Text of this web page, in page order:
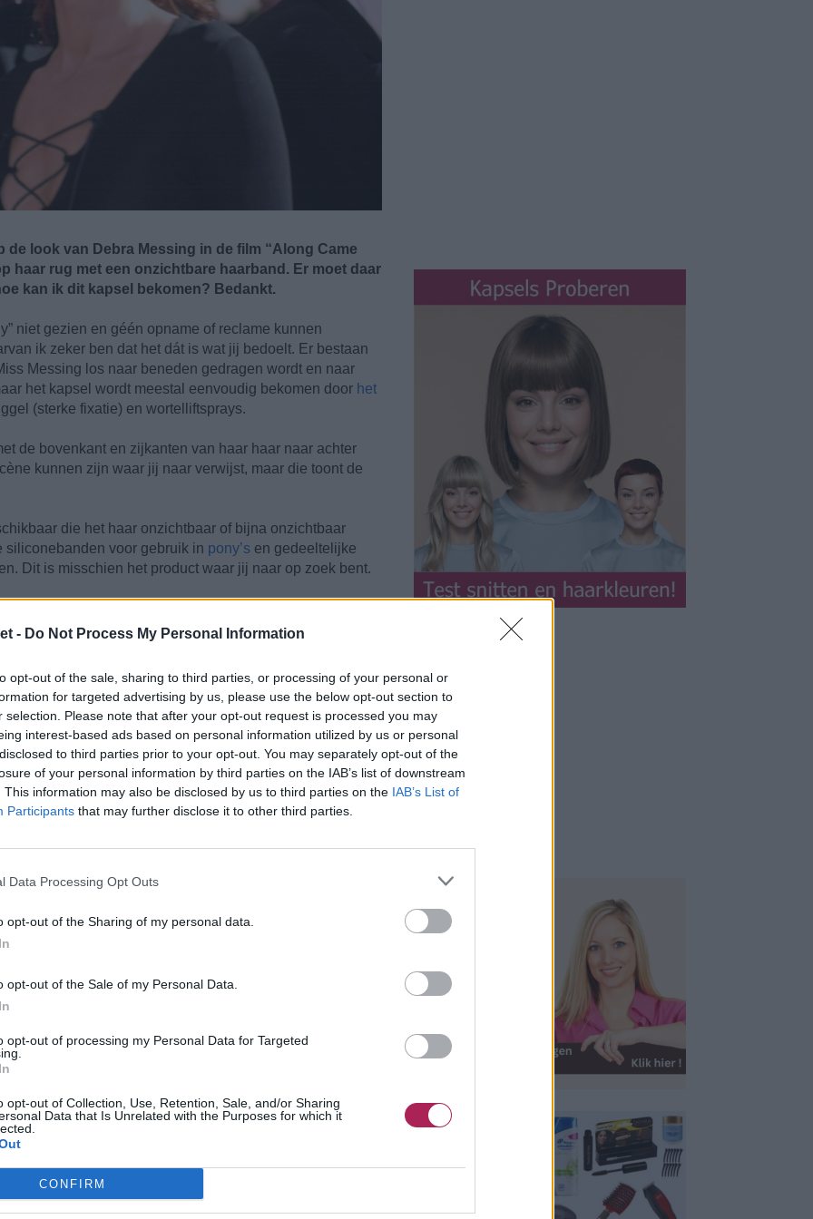
- Do Not Process My Personal Information
opt-out of the sale, sharing to third parties, or processing of your personal or
for targeted advertising by us, please use the below opt-out section to
selection. Please note that after your opt-out request is processed you may
interest-based ads based on personal information utilized by us or personal
to third parties prior to your opt-out. You may separately opt-out of the
of your personal information by third parties on the IAB’s list of downstream
This information may also be disclosed by us to third parties on the IAB’s List of
Participants that may further disclose it to other third parties.
Data Processing Opt Outs
opt-out of the Sharing of my personal data.
opt-out of the Sale of my Personal Data.
opt-out of processing my Personal Data for Targeted
opt-out of Collection, Use, Retention, Sale, and/or Sharing
Data that Is Unrelated with the Purposes for which it
CONFIRM
de look van Debra Messing in de film “Along Came
haar rug met een onzichtbare haarband. Er moet daar
kan ik dit kapsel bekomen? Bedankt.
niet gezien en géén opname of reclame kunnen
ik zeker ben dat het dát is wat jij bedoelt. Er bestaan
Messing los naar beneden gedragen wordt en naar
het kapsel wordt meestal eenvoudig bekomen door het
(sterke fixatie) en wortelliftsprays.
de bovenkant en zijkanten van haar haar naar achter
kunnen zijn waar jij naar verwijst, maar die toont de
die het haar onzichtbaar of bijna onzichtbaar
siliconebanden voor gebruik in pony’s en gedeeltelijke
Dit is misschien het product waar jij naar op zoek bent.
dat wanneer je een bepaald kapsel in gedachten hebt, je
toont. Veel haarkappers en hun klanten hebben
gewenst kapsel probeert duidelijk te maken.
of de stijl of zonder tenminste een foto als basis om
wat jij in gedachten hebt, tenzij jullie een
achter blijft?